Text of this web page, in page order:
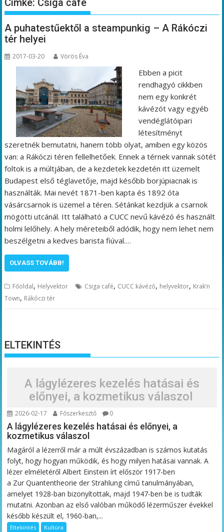
Címke: Csiga café
A puhatestűektől a steampunkig – A Rákóczi
tér helyei
2017-03-20 Vörös Éva
Ebben a picit
rendhagyó cikkben
nem egy konkrét
kávézót vagy egyéb
vendéglátóipari
létesítményt
szeretnék bemutatni, hanem több olyat, amiben egy közös
van: a Rákóczi téren fellelhetőek. Ennek a térnek vannak sötét
foltok is a múltjában, de a kezdetek kezdetén itt üzemelt
Budapest első téglavetője, majd később borjúpiacnak is
használták. Mai nevét 1871-ben kapta és 1892 óta
vásárcsarnok is üzemel a téren. Sétánkat kezdjük a csarnok
mögötti utcánál. Itt található a CUCC nevű kávézó és használt
holmi lelőhely. A hely méreteiből adódik, hogy nem lehet nem
beszélgetni a kedves barista fiúval.…
OLVASS TOVÁBB!
Főoldal, Helyvektor Csiga café, CUCC kávézó, helyvektor, Krak’n
Town, Rákóczi tér
ELTEKINTÉS
A lágylézeres kezelés hatásai és
előnyei, a kozmetikus válaszol
2026-02-17 Főszerkesztő 0
A lágylézeres kezelés hatásai és előnyei, a
kozmetikus válaszol
Magáról a lézerről már a múlt évszázadban is számos kutatás
folyt, hogy hogyan működik, és hogy milyen hatásai vannak. A
lézer elméletéről Albert Einstein írt először 1917-ben
a Zur Quantentheorie der Strahlung című tanulmányában,
amelyet 1928-ban bizonyítottak, majd 1947-ben be is tudták
mutatni. Azonban az első valóban működő lézerműszer évekkel
később készült el, 1960-ban,...
Eltekintés Kultúra